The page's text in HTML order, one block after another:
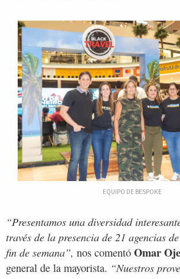
EQUIPO DE BESPOKE
“Presentamos una diversidad
través de la presencia de 21 agencias
fin de semana”, nos comentó Omar
general de la mayorista. “Nuestros